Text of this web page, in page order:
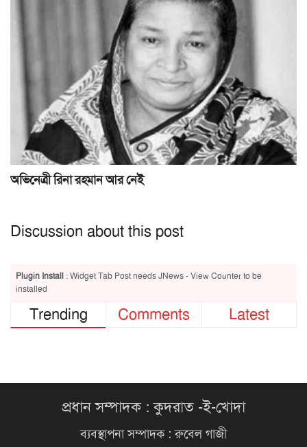
অভিনেত্রী রিনা রহমান আর নেই
Discussion about this post
Plugin Install : Widget Tab Post needs JNews - View Counter to be
installed
Trending Comments Latest
প্রধান সম্পাদক : কুদরাত -ই-খোদা
ব্যবস্থাপনা সম্পাদক : রুবেল গাজী